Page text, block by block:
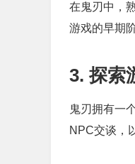
在鬼刃中，
游戏的早期
3. 探索
鬼刃拥有一
NPC交谈，